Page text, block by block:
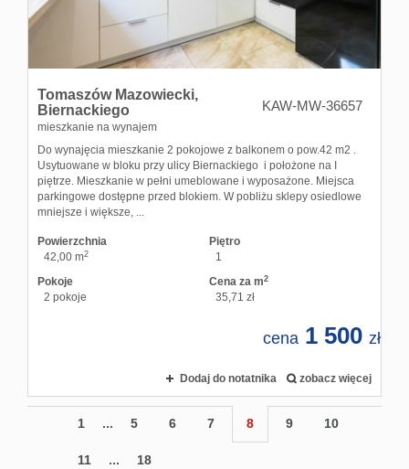
Tomaszów Mazowiecki,
Biernackiego
mieszkanie na wynajem
KAW-MW-36657
Do wynajęcia mieszkanie 2 pokojowe z balkonem o pow.42 m2 .
Usytuowane w bloku przy ulicy Biernackiego i położone na I
piętrze. Mieszkanie w pełni umeblowane i wyposażone. Miejsca
parkingowe dostępne przed blokiem. W pobliżu sklepy osiedlowe
mniejsze i większe, ...
Powierzchnia
42,00 m2
Piętro
1
Pokoje
2 pokoje
Cena za m2
35,71 zł
cena 1 500 zł
Dodaj do notatnika zobacz więcej
1 ... 5 6 7 8 9 10
11 ... 18